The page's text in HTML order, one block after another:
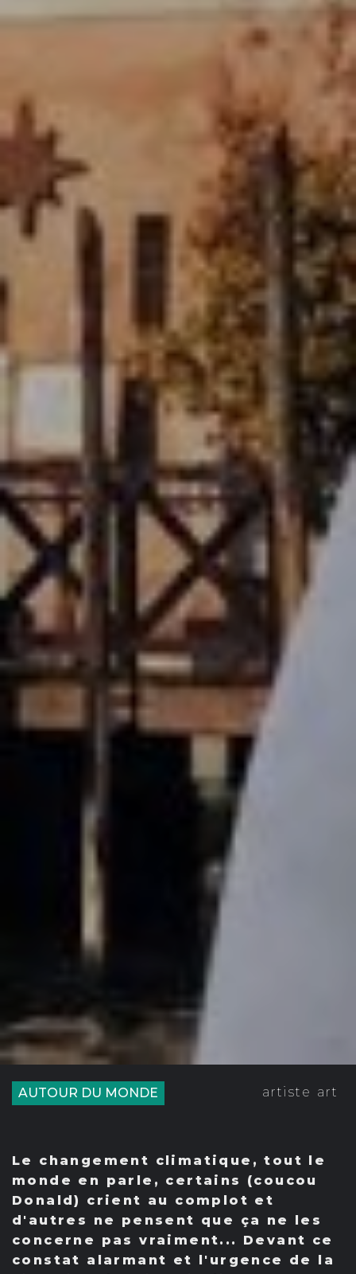
AUTOUR DU MONDE art
artiste
Le changement climatique, tout le
monde en parle, certains (coucou
Donald) crient au complot et
d'autres ne pensent que ça ne les
concerne pas vraiment... Devant ce
constat alarmant et l'urgence de la